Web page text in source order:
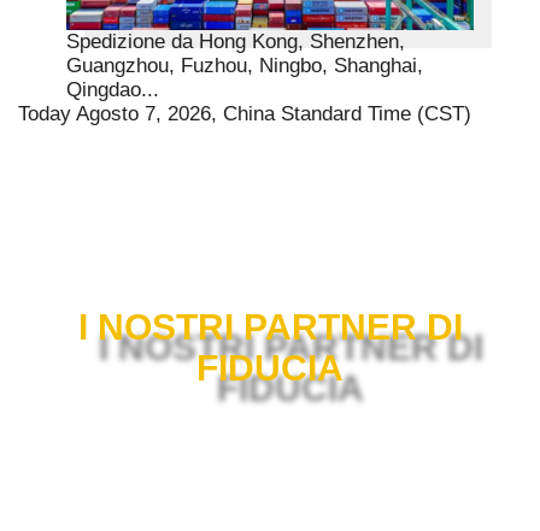
Spedizione da Hong Kong, Shenzhen,
Guangzhou, Fuzhou, Ningbo, Shanghai,
Qingdao...
Today Agosto 7, 2026, China Standard Time (CST)
I NOSTRI PARTNER DI
FIDUCIA